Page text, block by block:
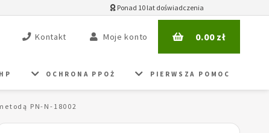
Ponad 10 lat doświadczenia
Kontakt Moje konto 0.00zł
OCHRONA PPOŻ PIERWSZA POMOC
PN-N-18002